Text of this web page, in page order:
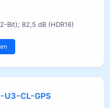
Bit); 82,5 dB (HDR16)
U3-CL-GPS